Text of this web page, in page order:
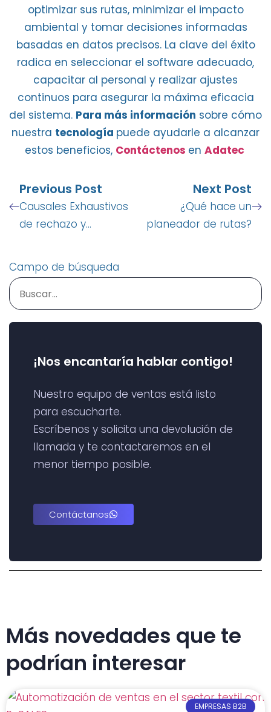
optimizar sus rutas, minimizar el impacto
ambiental ytomar decisiones informadas
basadas en datos precisos. La clave del éxito
radica en seleccionar el software adecuado,
capacitar al personal y realizar ajustes
continuos para asegurar la máxima eficacia
del sistema. Para más información sobre cómo
nuestra tecnología puede ayudarle a alcanzar
estos beneficios, Contáctenos en Adatec
Previous Post
Causales Exhaustivos
de rechazo y
tipo de transacción
Next Post
¿Qué hace un
planeador de rutas?
Campo de búsqueda
¡Nos encantaría hablar contigo!
Nuestro equipo de ventas está listo
para escucharte.
Escríbenos y solicita una devolución de
llamada y te contactaremos en el
menor tiempo posible.
Contáctanos
Más novedades que te
podrían interesar
EMPRESAS B2B